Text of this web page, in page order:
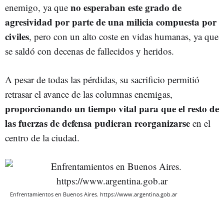
enemigo, ya que no esperaban este grado de
agresividad por parte de una milicia compuesta por
civiles, pero con un alto coste en vidas humanas, ya que
se saldó con decenas de fallecidos y heridos.
A pesar de todas las pérdidas, su sacrificio permitió
retrasar el avance de las columnas enemigas,
proporcionando un tiempo vital para que el resto de
las fuerzas de defensa pudieran reorganizarse en el
centro de la ciudad.
Enfrentamientos en Buenos Aires. https://www.argentina.gob.ar